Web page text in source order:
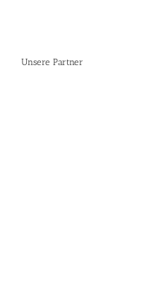
Unsere Partner